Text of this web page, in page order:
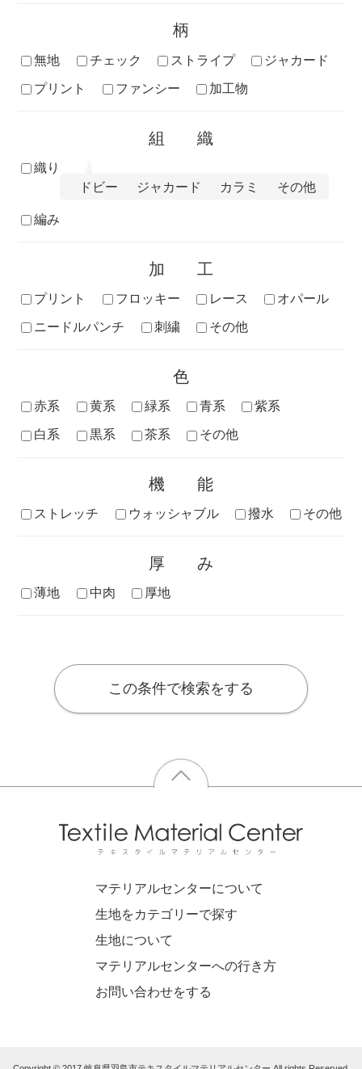
柄
無地 チェック ストライプ
ジャカード
プリント
ファンシー 加工物
組織
織り
ドビー
ジャカード カラミ その他
編み
加工
プリント フロッキー レース
オパール
ニードルパンチ
刺繍 その他
色
赤系 黄系 緑系 青系
紫系
白系
黒系 茶系 その他
機能
ストレッチ ウォッシャブル 撥水 その他
厚み
薄地 中肉 厚地
この条件で検索をする
マテリアルセンターについて
生地をカテゴリーで探す
生地について
マテリアルセンターへの行き方
お問い合わせをする